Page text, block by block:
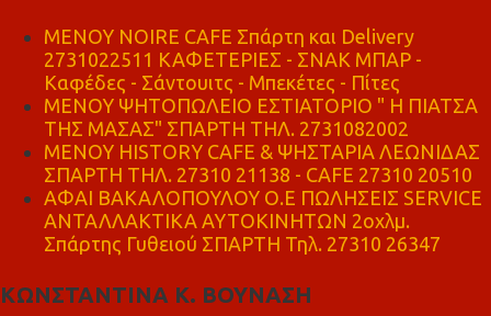
MENOY NOIRE CAFE Σπάρτη και Delivery
2731022511 ΚΑΦΕΤΕΡΙΕΣ - ΣΝΑΚ ΜΠΑΡ -
Καφέδες - Σάντουιτς - Μπεκέτες - Πίτες
ΜΕΝΟΥ ΨΗΤΟΠΩΛΕΙΟ ΕΣΤΙΑΤΟΡΙΟ " Η ΠΙΑΤΣΑ
ΤΗΣ ΜΑΣΑΣ" ΣΠΑΡΤΗ ΤΗΛ. 2731082002
ΜΕΝΟΥ HISTORY CAFE & ΨΗΣΤΑΡΙΑ ΛΕΩΝΙΔΑΣ
ΣΠΑΡΤΗ ΤΗΛ. 27310 21138 - CAFE 27310 20510
ΑΦΑΙ ΒΑΚΑΛΟΠΟΥΛΟΥ Ο.Ε ΠΩΛΗΣΕΙΣ SERVICE
ΑΝΤΑΛΛΑΚΤΙΚΑ ΑΥΤΟΚΙΝΗΤΩΝ 2οχλμ.
Σπάρτης Γυθειού ΣΠΑΡΤΗ Τηλ. 27310 26347
ΚΩΝΣΤΑΝΤΙΝΑ Κ. ΒΟΥΝΑΣΗ